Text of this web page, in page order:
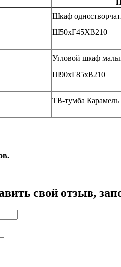
Шкаф
Ш50хГ45ХВ210
Угловой шкаф
Ш90хГ85хВ210
ТВ-тумба
свой отзыв,